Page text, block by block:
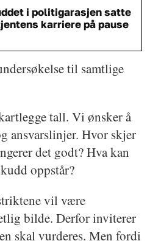
i politigarasjen satte
karriere på pause
til samtlige
tall. Vi ønsker å
ansvarslinjer. Hvor skjer
det godt? Hva kan
oppstår?
vil være
bilde. Derfor inviterer
skal vurderes. Men fordi